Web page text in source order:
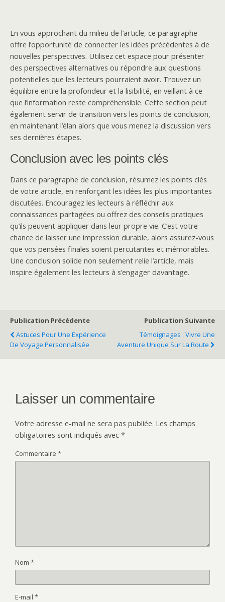
En vous approchant du milieu de l’article, ce paragraphe
offre l’opportunité de connecter les idées précédentes à de
nouvelles perspectives. Utilisez cet espace pour présenter
des perspectives alternatives ou répondre aux questions
potentielles que les lecteurs pourraient avoir. Trouvez un
équilibre entre la profondeur et la lisibilité, en veillant à ce
que l’information reste compréhensible. Cette section peut
également servir de transition vers les points de conclusion,
en maintenant l’élan alors que vous menez la discussion vers
ses dernières étapes.
Conclusion avec les points clés
Dans ce paragraphe de conclusion, résumez les points clés
de votre article, en renforçant les idées les plus importantes
discutées. Encouragez les lecteurs à réfléchir aux
connaissances partagées ou offrez des conseils pratiques
qu’ils peuvent appliquer dans leur propre vie. C’est votre
chance de laisser une impression durable, alors assurez-vous
que vos pensées finales soient percutantes et mémorables.
Une conclusion solide non seulement relie l’article, mais
inspire également les lecteurs à s’engager davantage.
Publication Précédente
Astuces Pour Une Expérience
De Voyage Personnalisée
Publication Suivante
Témoignages : Vivre Une
Aventure Unique Sur La Route
Laisser un commentaire
Votre adresse e-mail ne sera pas publiée. Les champs
obligatoires sont indiqués avec *
Commentaire *
Nom *
E-mail *